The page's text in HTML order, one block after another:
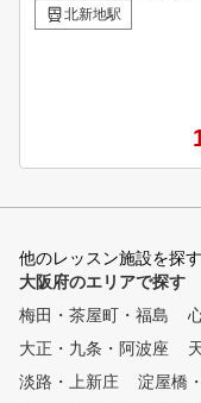
丁寧に ➢経験者の方
なる為に心を込めてサ
なく、その方のお悩
をお聞きして、年齢
をさせて頂きます。 ■ジュニア
レッスンでは、ジュニ
・ミニツアーで優勝経
プロによるレッスン
プロを目指すジュニ
ビデオ解析によるスイ
北新地駅
他のレッスン施設を探す
大阪府のエリアで探す
梅田・茶屋町・福島
大正・九条・阿波座
淡路・上新庄
淀屋橋